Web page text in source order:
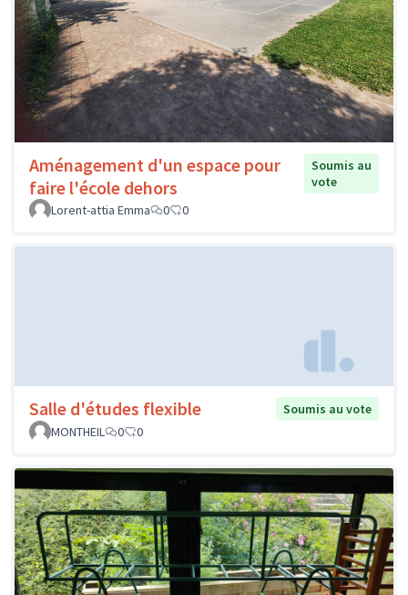
Aménagement d'un espace pour
faire l'école dehors
Soumis au
vote
Lorent-attia Emma
0 0
Salle d'études flexible
Soumis au vote
MONTHEIL
0 0